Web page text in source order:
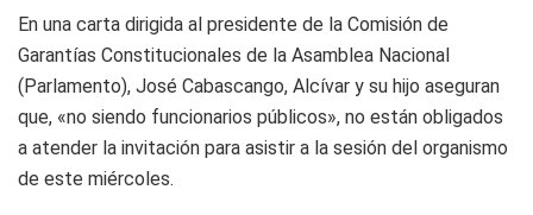
En una carta dirigida al presidente de la Comisión de
Garantías Constitucionales de la Asamblea Nacional
(Parlamento), José Cabascango, Alcívar y su hijo aseguran
que, «no siendo funcionarios públicos», no están obligados
a atender la invitación para asistir a la sesión del organismo
de este miércoles.